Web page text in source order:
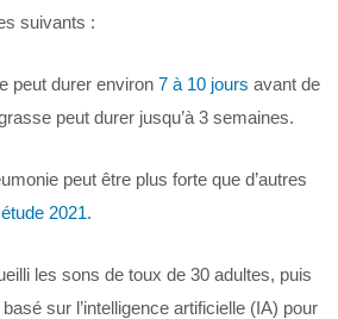
suivants :
peut durer environ 7 à 10 jours avant de
peut durer jusqu’à 3 semaines.
peut être plus forte que d’autres
étude 2021.
les sons de toux de 30 adultes, puis
sur l’intelligence artificielle (IA) pour